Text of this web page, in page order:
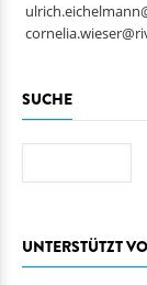
SUCHE
UNTERSTÜTZT